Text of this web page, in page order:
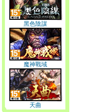
黑色陰謀
魔神戰域
天曲